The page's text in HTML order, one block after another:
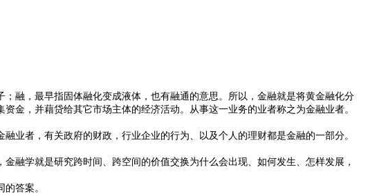
；融，最早指固体融化变成液体，也有融通的意思。所以，金融就是将黄金融化分
金，并藉贷给其它市场主体的经济活动。从事这一业务的业者称之为金融业者。
者，有关政府的财政，行业企业的行为、以及个人的理财都是金融的一部分。
学就是研究跨时间、跨空间的价值交换为什么会出现、如何发生、怎样发展，
答案。